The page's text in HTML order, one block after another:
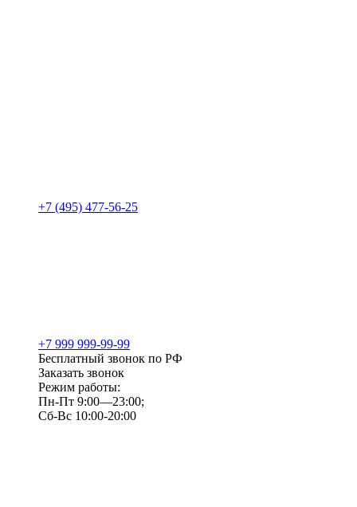
+7 (495) 477-56-25
+7 999 999-99-99
Бесплатный звонок по РФ
Заказать звонок
Режим работы:
Пн-Пт 9:00—23:00;
Сб-Вс 10:00-20:00